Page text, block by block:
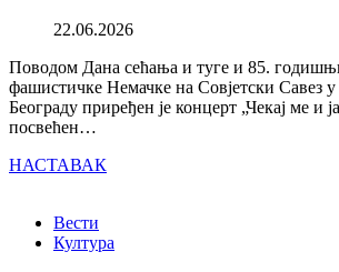
22.06.2026
Поводом Дана сећања и туге и 85.
фашистичке Немачке на Совјетски Савез
Београду приређен је концерт „Чекај ме и
посвећен…
НАСТАВАК
Вести
Култура